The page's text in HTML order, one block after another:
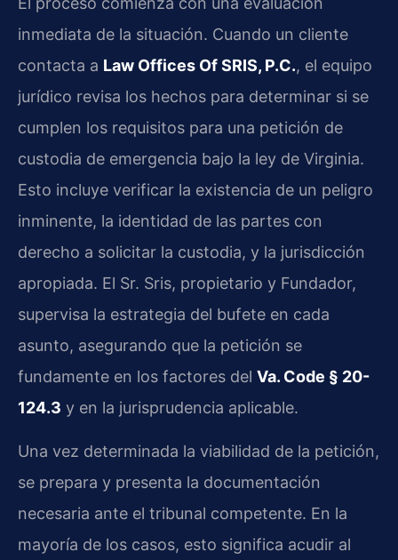
inmediata de la situación. Cuando un cliente
contacta a Law Offices Of SRIS, P.C., el equipo
jurídico revisa los hechos para determinar si se
cumplen los requisitos para una petición de
custodia de emergencia bajo la ley de Virginia.
Esto incluye verificar la existencia de un peligro
inminente, la identidad de las partes con
derecho a solicitar la custodia, y la jurisdicción
apropiada. El Sr. Sris, propietario y Fundador,
supervisa la estrategia del bufete en cada
asunto, asegurando que la petición se
fundamente en los factores del Va. Code § 20-
124.3 y en la jurisprudencia aplicable.
Una vez determinada la viabilidad de la petición,
se prepara y presenta la documentación
necesaria ante el tribunal competente. En la
mayoría de los casos, esto significa acudir al